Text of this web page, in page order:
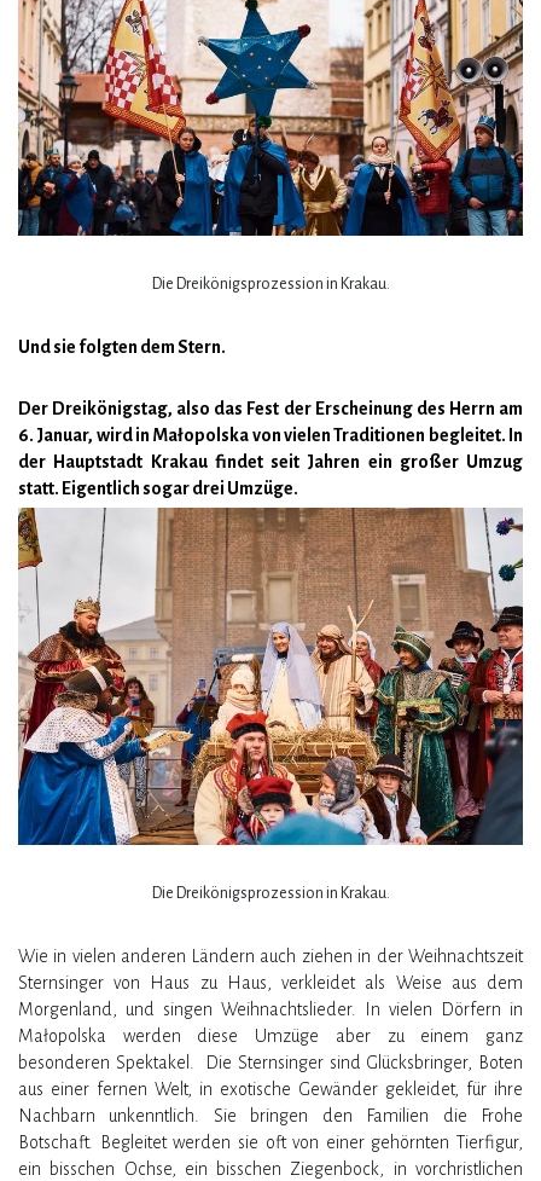
Die Dreikönigsprozession in Krakau.
Und sie folgten dem Stern.
Der Dreikönigstag, also das Fest der Erscheinung des Herrn am
6. Januar, wird in Małopolska von vielen Traditionen begleitet. In
der Hauptstadt Krakau findet seit Jahren ein großer Umzug
statt. Eigentlich sogar drei Umzüge.
Die Dreikönigsprozession in Krakau.
Wie in vielen anderen Ländern auch ziehen in der Weihnachtszeit
Sternsinger von Haus zu Haus, verkleidet als Weise aus dem
Morgenland, und singen Weihnachtslieder. In vielen Dörfern in
Małopolska werden diese Umzüge aber zu einem ganz
besonderen Spektakel. Die Sternsinger sind Glücksbringer, Boten
aus einer fernen Welt, in exotische Gewänder gekleidet, für ihre
Nachbarn unkenntlich. Sie bringen den Familien die Frohe
Botschaft. Begleitet werden sie oft von einer gehörnten Tierfigur,
ein bisschen Ochse, ein bisschen Ziegenbock, in vorchristlichen